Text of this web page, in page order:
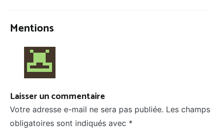
Mentions
Laisser un commentaire
Votre adresse e-mail ne sera pas publiée. Les champs
obligatoires sont indiqués avec *